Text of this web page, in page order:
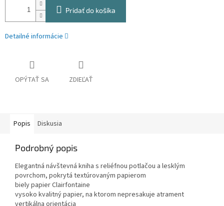
Pridať do košíka
Detailné informácie
OPÝTAŤ SA ZDIEĽAŤ
Popis Diskusia
Podrobný popis
Elegantná návštevná kniha s reliéfnou potlačou a lesklým
povrchom, pokrytá textúrovaným papierom
biely papier Clairfontaine
vysoko kvalitný papier, na ktorom nepresakuje atrament